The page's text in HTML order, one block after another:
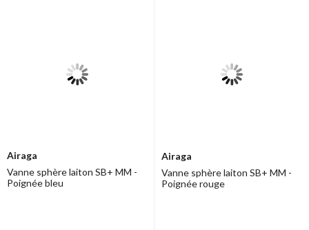
Airaga
Vanne sphère laiton SB+ MM -
Poignée bleu
Airaga
Vanne sphère laiton SB+ MM -
Poignée rouge